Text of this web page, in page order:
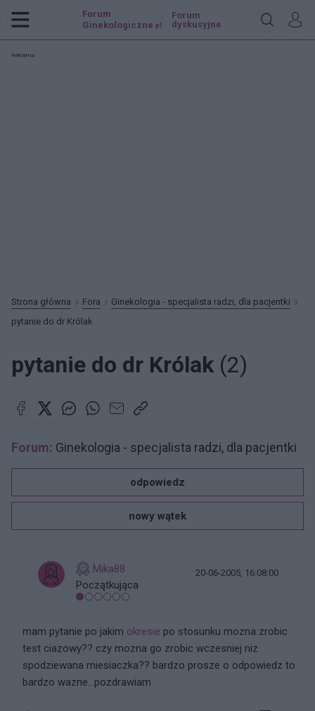
Forum
Ginekologiczne .pl
Forum
dyskusyjne
Reklama:
Strona główna Fora
Ginekologia - specjalista radzi, dla pacjentki
pytanie do dr Królak
pytanie do dr Królak (2)
Forum: Ginekologia - specjalista radzi, dla pacjentki
odpowiedz
nowy wątek
Mika88
Początkująca
20-06-2005, 16:08:00
mam pytanie po jakim okresie po stosunku mozna zrobic
test ciazowy?? czy mozna go zrobic wczesniej niz
spodziewana miesiaczka?? bardzo prosze o odpowiedz to
bardzo wazne...pozdrawiam